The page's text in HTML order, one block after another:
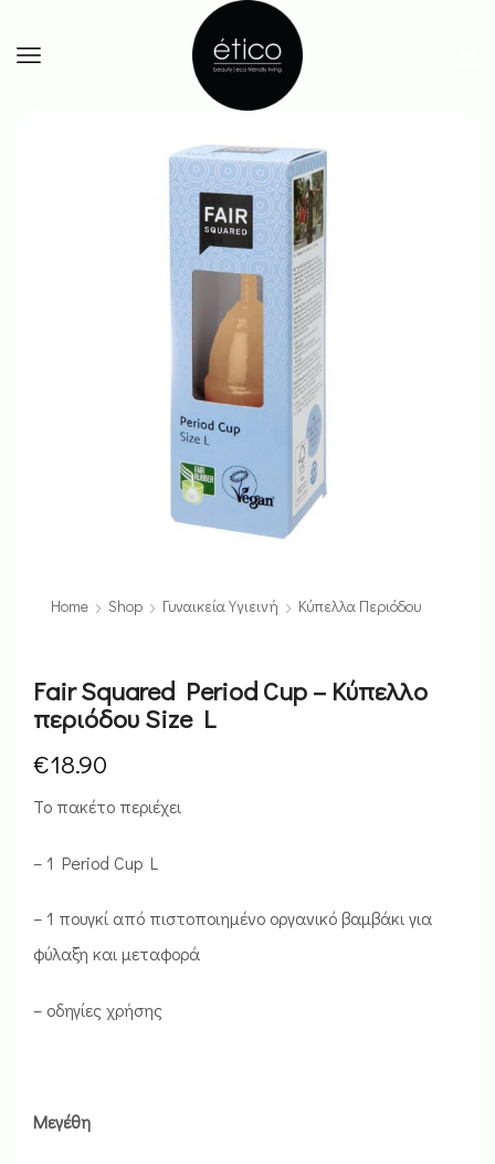
Home Shop Γυναικεία Υγιεινή Κύπελλα Περιόδου
Fair Squared Period Cup – Κύπελλο
περιόδου Size L
€18.90
Το πακέτο περιέχει
– 1 Period Cup L
– 1 πουγκί από πιστοποιημένο οργανικό βαμβάκι για
φύλαξη και μεταφορά
– οδηγίες χρήσης
Μεγέθη